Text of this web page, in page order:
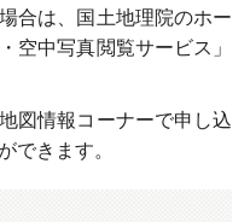
合は、国土地理院のホー
中写真閲覧サービス」
図情報コーナーで申し込
できます。